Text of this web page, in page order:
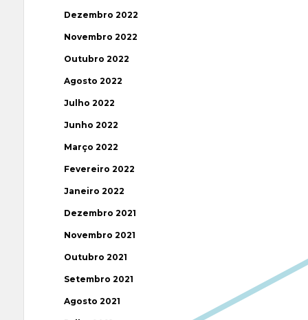
Dezembro 2022
Novembro 2022
Outubro 2022
Agosto 2022
Julho 2022
Junho 2022
Março 2022
Fevereiro 2022
Janeiro 2022
Dezembro 2021
Novembro 2021
Outubro 2021
Setembro 2021
Agosto 2021